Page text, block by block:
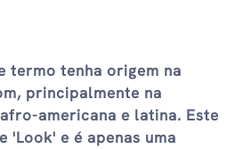
termo tenha origem na
principalmente na
americana e latina. Este
'Look' e é apenas uma